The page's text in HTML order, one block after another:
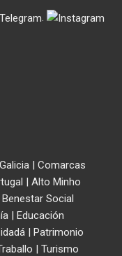
.
| Comarcas
| Alto Minho
Benestar Social
| Educación
| Patrimonio
| Turismo